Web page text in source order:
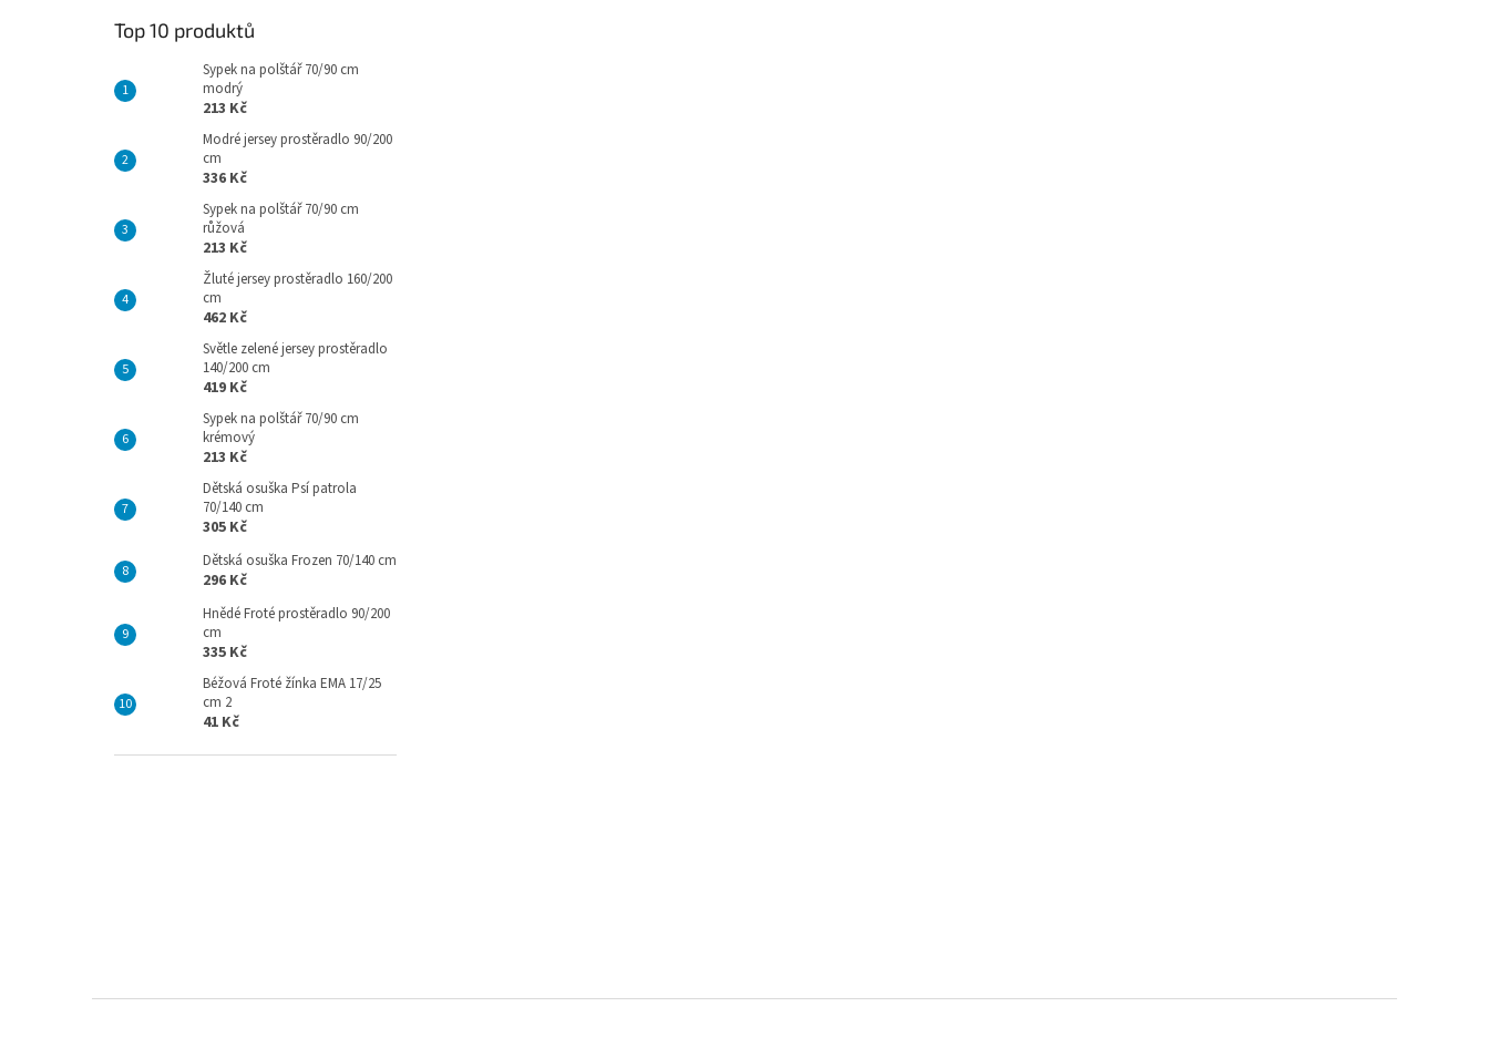
Top 10 produktů
Sypek na polštář 70/90 cm
modrý
213 Kč
Modré jersey prostěradlo 90/200
cm
336 Kč
Sypek na polštář 70/90 cm
růžová
213 Kč
Žluté jersey prostěradlo 160/200
cm
462 Kč
Světle zelené jersey prostěradlo
140/200 cm
419 Kč
Sypek na polštář 70/90 cm
krémový
213 Kč
Dětská osuška Psí patrola
70/140 cm
305 Kč
Dětská osuška Frozen 70/140 cm
296 Kč
Hnědé Froté prostěradlo 90/200
cm
335 Kč
Béžová Froté žínka EMA 17/25
cm 2
41 Kč